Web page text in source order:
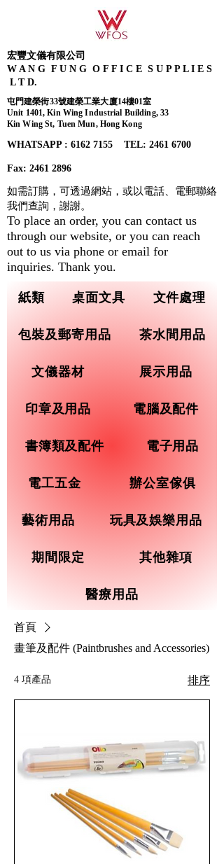
宏豐文儀有限公司
W A N G F U N G O F F I C E S U P P L I E S
L T D.
屯門建榮街33號建榮工業大廈14樓01室
Unit 1401, Kin Wing Industrial Building, 33
Kin Wing St, Tuen Mun, Hong Kong
WHATSAPP : 6162 7155​ TEL: 2461 6700
Fax: 2461 2896
紙類 桌面文具 文件處理
包裝及郵寄用品 茶水間用品
文儀器材 展示用品
印章及用品 電腦及配件
書簿類及配件 電子用品
電工五金 辦公室傢俱
藝術用品 玩具及娛樂用品
期間限定 其他雜項
醫療用品
如需訂購，可透過網站，或以電話、電郵聯絡
我們查詢， 謝謝。
To place an order, you can contact us
through our website, or you can reach
out to us via phone or email for
inquiries. Thank you.
首頁
畫筆及配件 (Paintbrushes and Accessories)
4 項產品 排序